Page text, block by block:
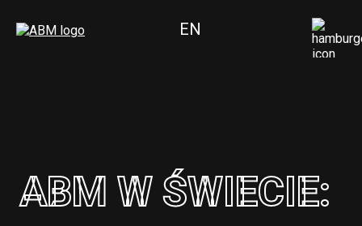
EN
ABM W ŚWIECIE: